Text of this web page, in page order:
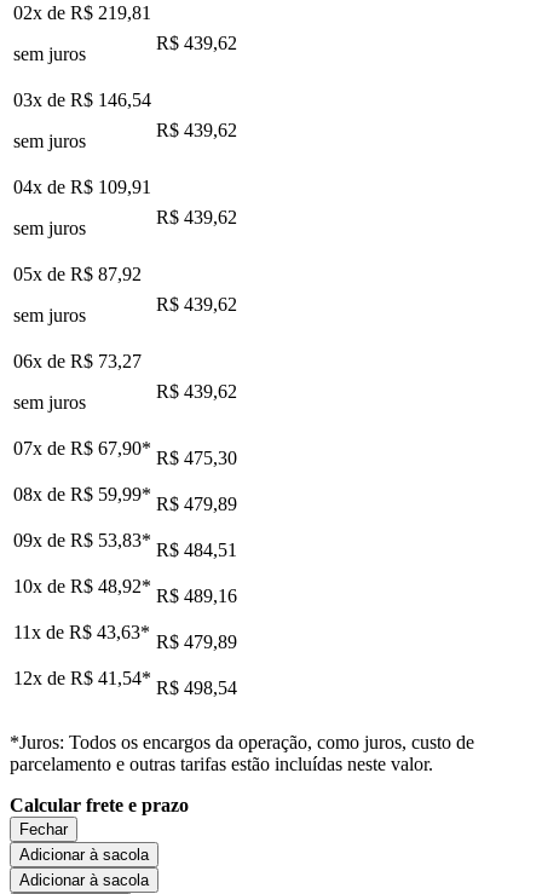
02x de R$ 219,81
sem juros
R$ 439,62
03x de R$ 146,54
sem juros
R$ 439,62
04x de R$ 109,91
sem juros
R$ 439,62
05x de R$ 87,92
sem juros
R$ 439,62
06x de R$ 73,27
sem juros
R$ 439,62
07x de R$ 67,90* R$ 475,30
08x de R$ 59,99* R$ 479,89
09x de R$ 53,83* R$ 484,51
10x de R$ 48,92* R$ 489,16
11x de R$ 43,63* R$ 479,89
12x de R$ 41,54* R$ 498,54
*Juros: Todos os encargos da operação, como juros, custo de
parcelamento e outras tarifas estão incluídas neste valor.
Calcular frete e prazo
Fechar
Adicionar à sacola
Adicionar à sacola